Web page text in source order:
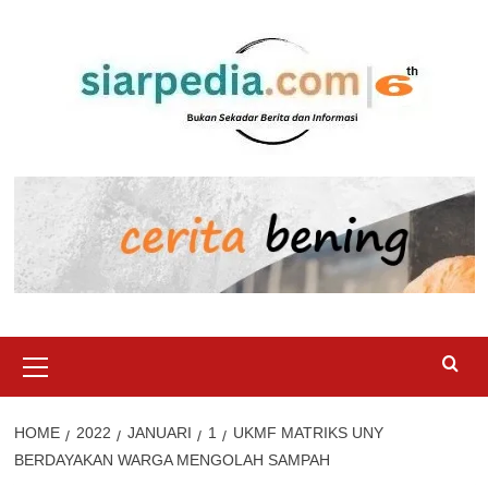
Menu
HOME 2022 JANUARI 1
UKMF MATRIKS UNY
BERDAYAKAN WARGA MENGOLAH SAMPAH